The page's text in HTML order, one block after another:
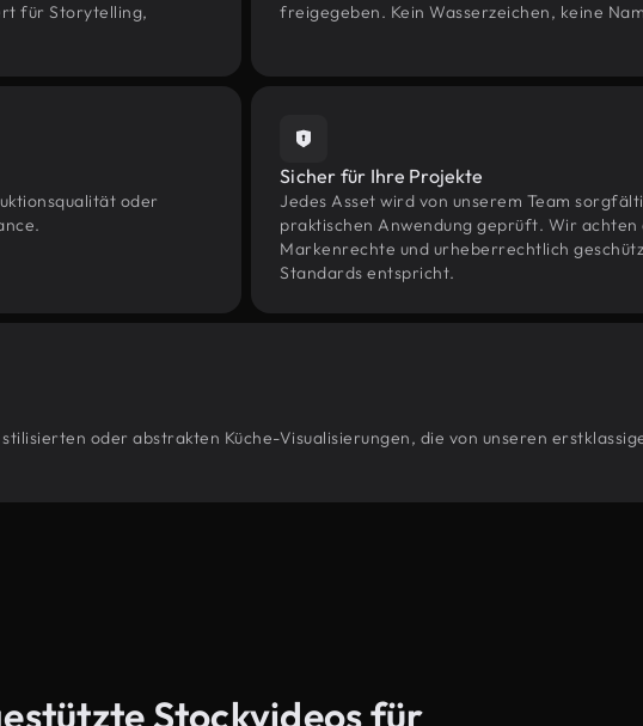
für Storytelling,
freigegeben. Kein Wasserzeichen, keine
oder
Sicher für Ihre Projekte
Jedes Asset wird von unserem Team
praktischen Anwendung geprüft. Wir achten
Markenrechte und urheberrechtlich
Standards entspricht.
oder abstrakten Küche-Visualisierungen, die von unseren
Stockvideos für